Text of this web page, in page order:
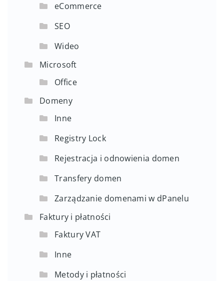
eCommerce
SEO
Wideo
Microsoft
Office
Domeny
Inne
Registry Lock
Rejestracja i odnowienia domen
Transfery domen
Zarządzanie domenami w dPanelu
Faktury i płatności
Faktury VAT
Inne
Metody i płatności